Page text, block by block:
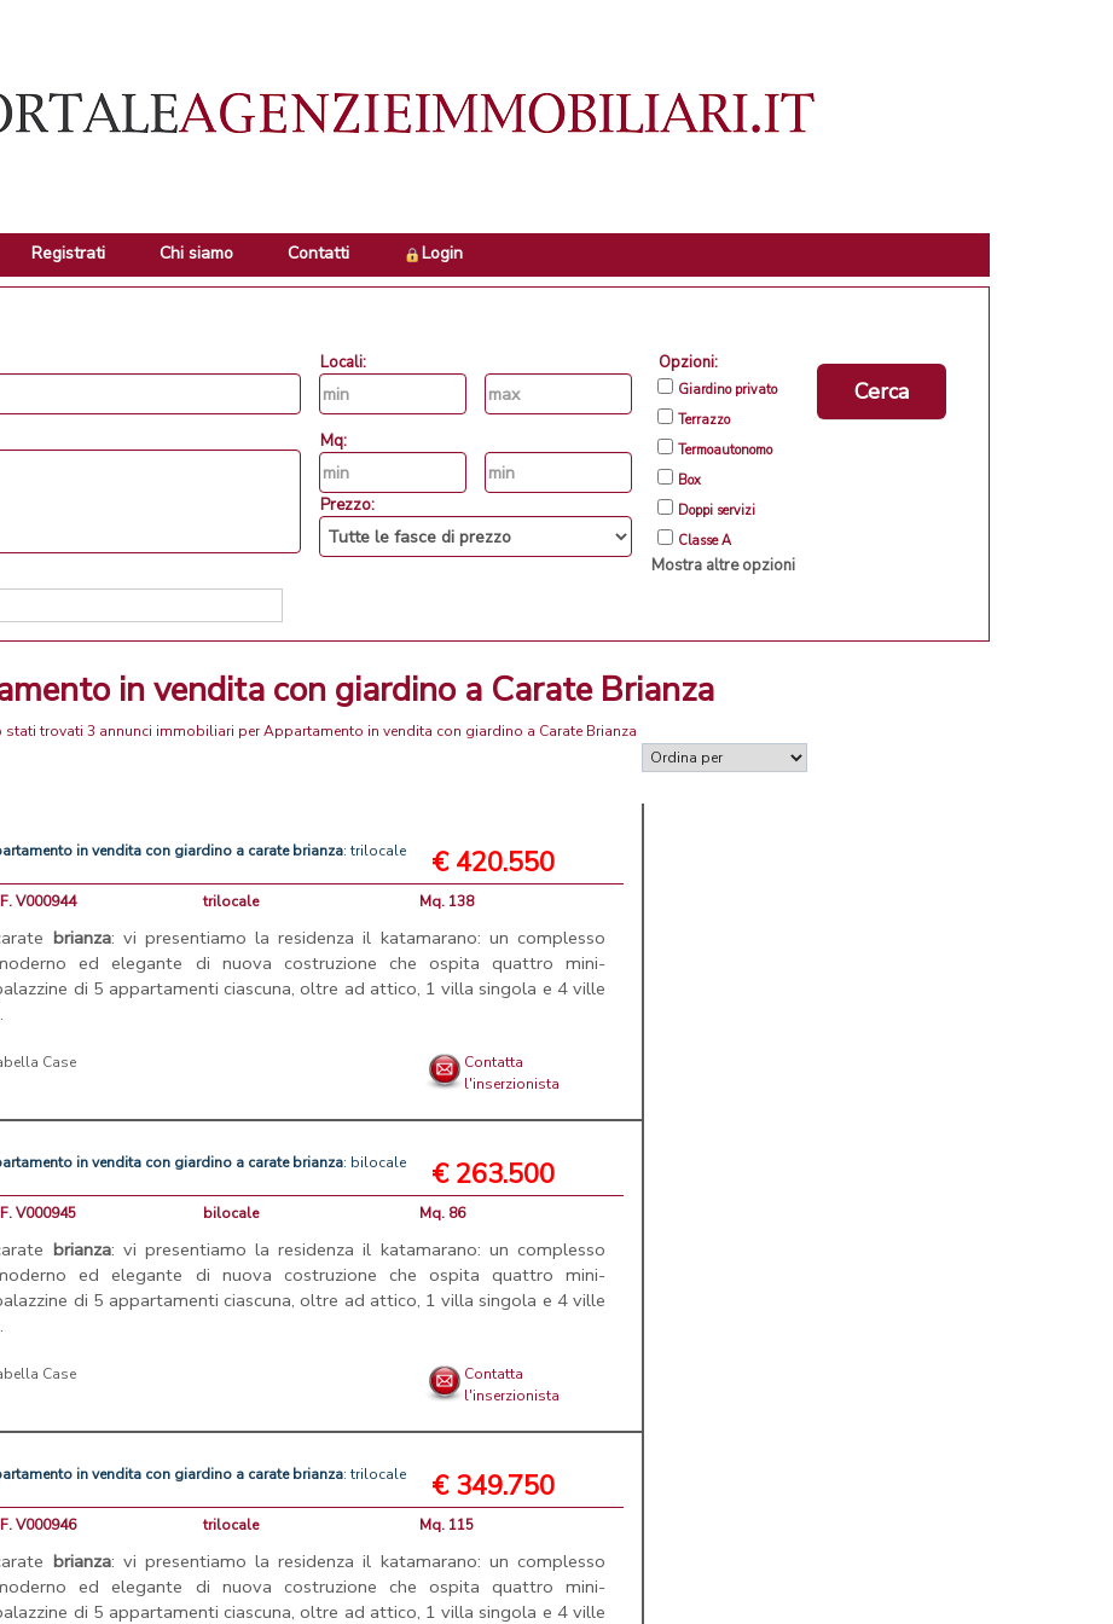
Registrati Chi siamo Contatti Login
Locali:
Mq:
Prezzo:
Opzioni:
Giardino privato
Terrazzo
Termoautonomo
Box
Doppi servizi
Classe A
Mostra altre opzioni
Cerca
in vendita con giardino a Carate Brianza
stati trovati 3 annunci immobiliari per Appartamento in vendita con giardino a Carate Brianza
in vendita con giardino a carate brianza: trilocale € 420.550
V000944 trilocale Mq. 138
brianza: vi presentiamo la residenza il katamarano: un complesso
ed elegante di nuova costruzione che ospita quattro mini-
di 5 appartamenti ciascuna, oltre ad attico, 1 villa singola e 4 ville
Case
Contatta
l'inserzionista
in vendita con giardino a carate brianza: bilocale € 263.500
V000945 bilocale Mq. 86
brianza: vi presentiamo la residenza il katamarano: un complesso
ed elegante di nuova costruzione che ospita quattro mini-
di 5 appartamenti ciascuna, oltre ad attico, 1 villa singola e 4 ville
Case
Contatta
l'inserzionista
in vendita con giardino a carate brianza: trilocale € 349.750
V000946 trilocale Mq. 115
brianza: vi presentiamo la residenza il katamarano: un complesso
ed elegante di nuova costruzione che ospita quattro mini-
di 5 appartamenti ciascuna, oltre ad attico, 1 villa singola e 4 ville